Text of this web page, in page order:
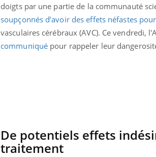
doigts par une partie de la communauté
soupçonnés d’avoir des effets néfastes
vasculaires cérébraux (AVC). Ce vendredi,
communiqué pour rappeler leur
De potentiels effets
traitement
Cancer colorectal : une
stratégie simple aurait
changé la donne au Pays
basque